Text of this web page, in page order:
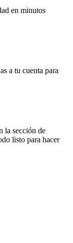
en minutos
a tu cuenta para
la sección de
listo para hacer